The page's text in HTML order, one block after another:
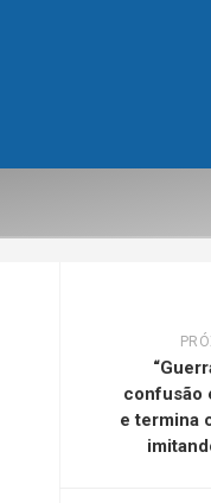
confusão
e termina